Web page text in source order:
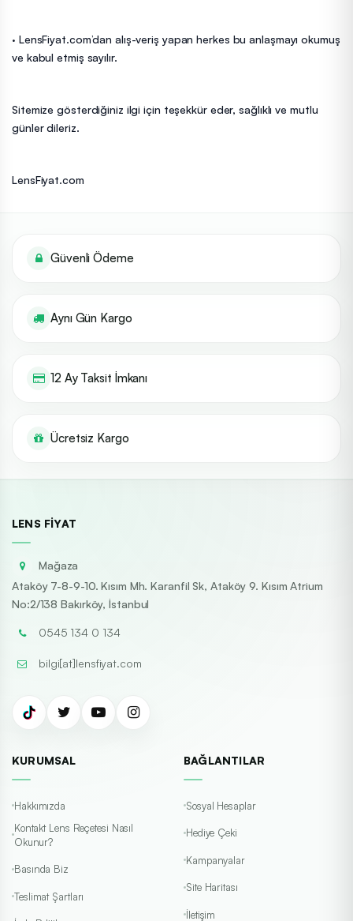
· LensFiyat.com’dan alış-veriş yapan herkes bu anlaşmayı okumuş
ve kabul etmiş sayılır.
Sitemize gösterdiğiniz ilgi için teşekkür eder, sağlıklı ve mutlu
günler dileriz.
LensFiyat.com
Güvenli Ödeme
Aynı Gün Kargo
12 Ay Taksit İmkanı
Ücretsiz Kargo
LENS FIYAT
Mağaza
Ataköy 7-8-9-10. Kısım Mh. Karanfil Sk, Ataköy 9. Kısım Atrium
No:2/138 Bakırköy, İstanbul
0545 134 0 134
bilgi[at]lensfiyat.com
KURUMSAL
Hakkımızda
Kontakt Lens Reçetesi Nasıl
Okunur?
Basında Biz
Teslimat Şartları
BAĞLANTILAR
Sosyal Hesaplar
Hediye Çeki
Kampanyalar
Site Haritası
İletişim